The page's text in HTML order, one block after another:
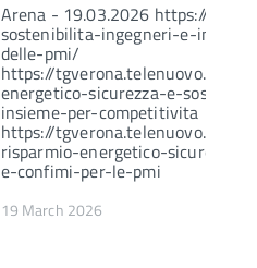
Arena - 19.03.2026 https://
sostenibilita-ingegneri-e-
delle-pmi/
https://tgverona.telenuovo.it/
energetico-sicurezza-e-
insieme-per-competitivita
https://tgverona.telenuovo.it/
risparmio-energetico-
e-confimi-per-le-pmi
19 March 2026